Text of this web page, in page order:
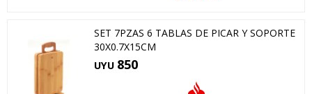
SET 7PZAS 6 TABLAS DE PICAR Y SOPORTE
30X0.7X15CM
UYU 850